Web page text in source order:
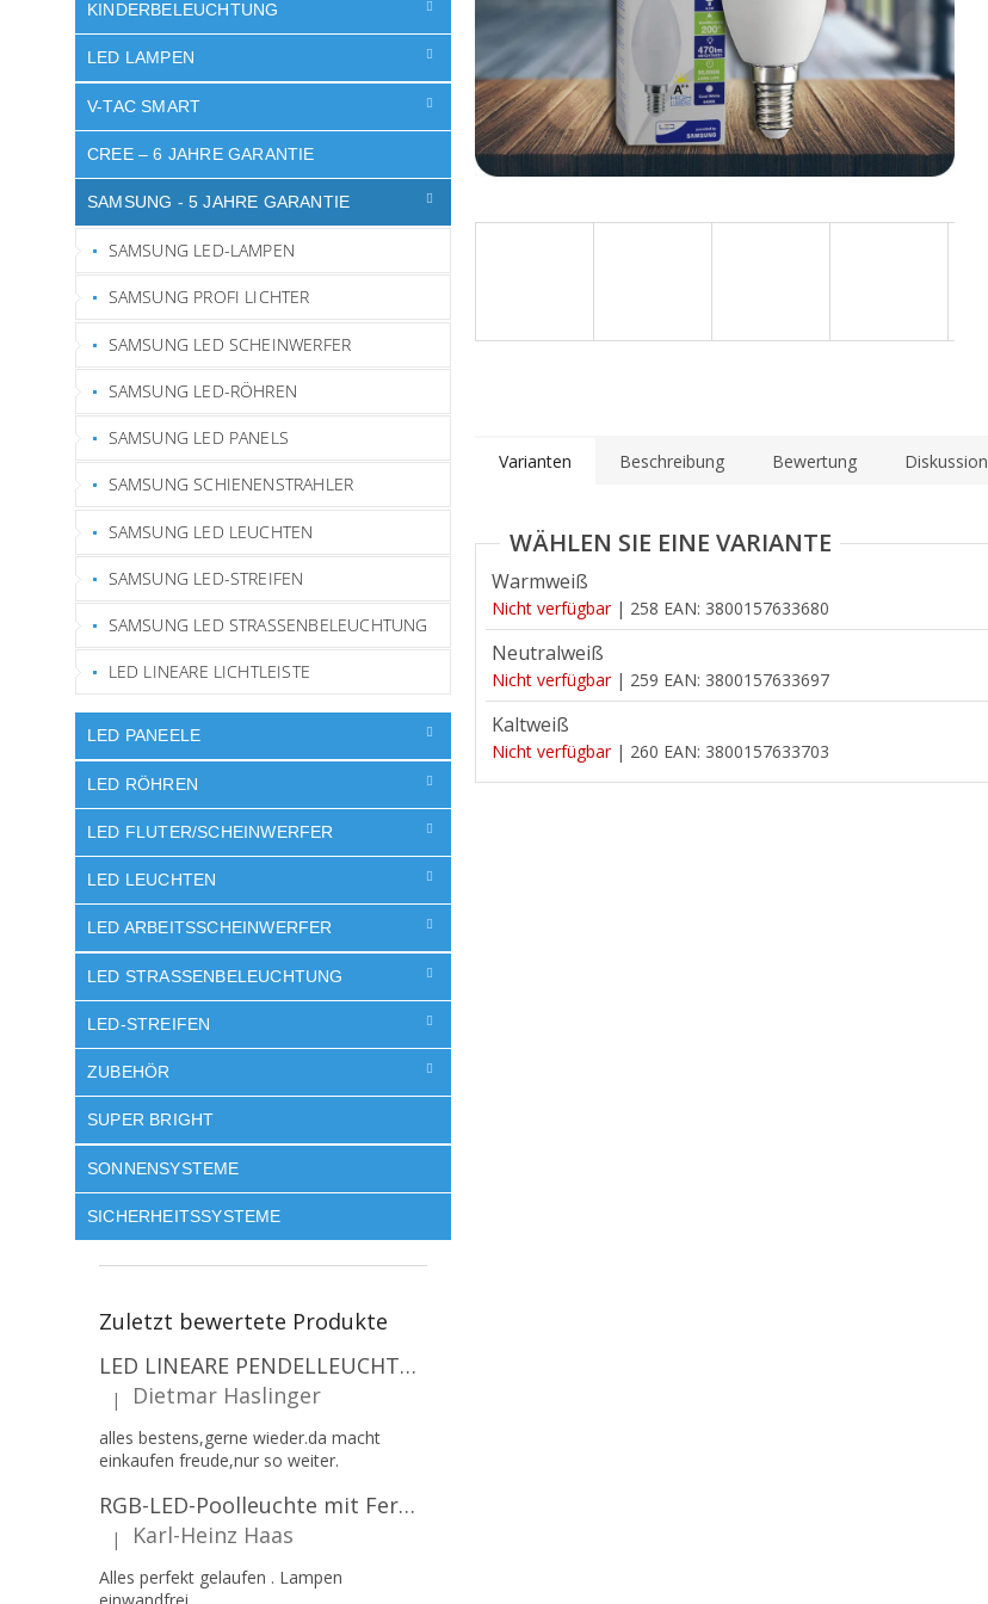
KINDERBELEUCHTUNG
LED LAMPEN
V-TAC SMART
CREE – 6 JAHRE GARANTIE
SAMSUNG - 5 JAHRE GARANTIE
SAMSUNG LED-LAMPEN
SAMSUNG PROFI LICHTER
SAMSUNG LED SCHEINWERFER
SAMSUNG LED-RÖHREN
SAMSUNG LED PANELS
SAMSUNG SCHIENENSTRAHLER
SAMSUNG LED LEUCHTEN
SAMSUNG LED-STREIFEN
SAMSUNG LED STRASSENBELEUCHTUNG
LED LINEARE LICHTLEISTE
LED PANEELE
LED RÖHREN
LED FLUTER/SCHEINWERFER
LED LEUCHTEN
LED ARBEITSSCHEINWERFER
LED STRASSENBELEUCHTUNG
LED-STREIFEN
ZUBEHÖR
SUPER BRIGHT
SONNENSYSTEME
SICHERHEITSSYSTEME
Zuletzt bewertete Produkte
LED LINEARE PENDELLEUCHTE EXECULINE 120CM, 30W, 3750LM, 96°, 4000K, IP20, WEISS [207806]
Die Produktbewertung beträgt 5 von 5 Sternen.
| Dietmar Haslinger
alles bestens,gerne wieder.da macht
einkaufen freude,nur so weiter.
RGB-LED-Poolleuchte mit Fernbedienung, 12W, 1260lm, PAR56, 12V, 1+1 gratis!
Die Produktbewertung beträgt 5 von 5 Sternen.
| Karl-Heinz Haas
Alles perfekt gelaufen . Lampen
Varianten Beschreibung Bewertung Diskussion
Warmweiß
Nicht verfügbar | 258 EAN: 3800157633680
Neutralweiß
Nicht verfügbar | 259 EAN: 3800157633697
Kaltweiß
Nicht verfügbar | 260 EAN: 3800157633703